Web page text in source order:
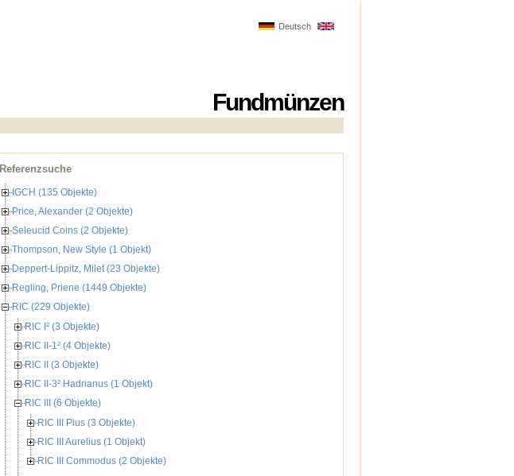
Fundmünzen
Deutsch
Referenzsuche
IGCH (135 Objekte)
Price, Alexander (2 Objekte)
Seleucid Coins (2 Objekte)
Thompson, New Style (1 Objekt)
Deppert-Lippitz, Milet (23 Objekte)
Regling, Priene (1449 Objekte)
RIC (229 Objekte)
RIC I² (3 Objekte)
RIC II-1² (4 Objekte)
RIC II (3 Objekte)
RIC II-3² Hadrianus (1 Objekt)
RIC III (6 Objekte)
RIC III Pius (3 Objekte)
RIC III Aurelius (1 Objekt)
RIC III Commodus (2 Objekte)